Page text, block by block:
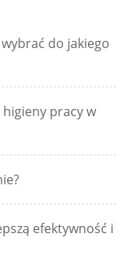
do jakiego
higieny pracy w
efektywność i